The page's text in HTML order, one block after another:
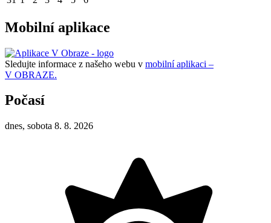
Mobilní aplikace
Sledujte informace z našeho webu v mobilní aplikaci –
V OBRAZE.
Počasí
dnes, sobota 8. 8. 2026